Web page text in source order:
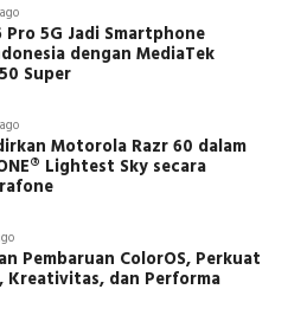
Pro 5G Jadi Smartphone
dengan MediaTek
Super
Motorola Razr 60 dalam
Lightest Sky secara
Pembaruan ColorOS, Perkuat
Kreativitas, dan Performa